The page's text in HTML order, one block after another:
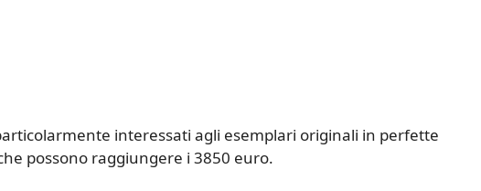
interessati agli esemplari originali in perfette
possono raggiungere i 3850 euro.